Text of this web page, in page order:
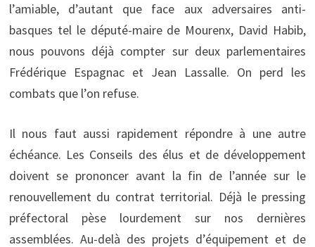
l’amiable, d’autant que face aux adversaires anti-
basques tel le député-maire de Mourenx, David Habib,
nous pouvons déjà compter sur deux parlementaires
Frédérique Espagnac et Jean Lassalle. On perd les
combats que l’on refuse.
Il nous faut aussi rapidement répondre à une autre
échéance. Les Conseils des élus et de développement
doivent se prononcer avant la fin de l’année sur le
renouvellement du contrat territorial. Déjà le pressing
préfectoral pèse lourdement sur nos dernières
assemblées. Au-delà des projets d’équipement et de